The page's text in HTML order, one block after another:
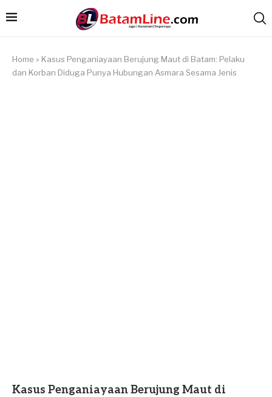
Home » Kasus Penganiayaan Berujung Maut di Batam: Pelaku
dan Korban Diduga Punya Hubungan Asmara Sesama Jenis
Kasus Penganiayaan Berujung Maut di